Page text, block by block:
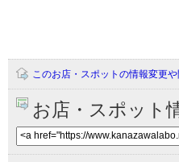
このお店・スポットの情報変更
お店・スポット